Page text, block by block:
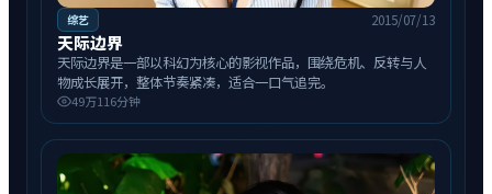
综艺 2015/07/13
天际边界
天际边界是一部以科幻为核心的影视作品，围绕危机、反转与人
物成长展开，整体节奏紧凑，适合一口气追完。
49万116分钟